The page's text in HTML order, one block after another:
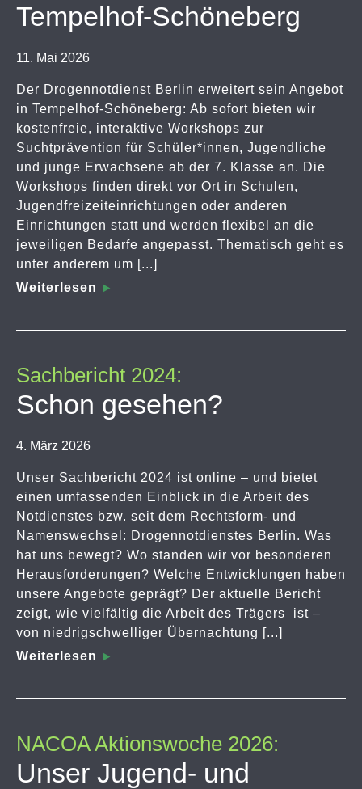
Tempelhof-Schöneberg
11. Mai 2026
Der Drogennotdienst Berlin erweitert sein Angebot
in Tempelhof-Schöneberg: Ab sofort bieten wir
kostenfreie, interaktive Workshops zur
Suchtprävention für Schüler*innen, Jugendliche
und junge Erwachsene ab der 7. Klasse an. Die
Workshops finden direkt vor Ort in Schulen,
Jugendfreizeiteinrichtungen oder anderen
Einrichtungen statt und werden flexibel an die
jeweiligen Bedarfe angepasst. Thematisch geht es
unter anderem um [...]
Weiterlesen
Sachbericht 2024:
Schon gesehen?
4. März 2026
Unser Sachbericht 2024 ist online – und bietet
einen umfassenden Einblick in die Arbeit des
Notdienstes bzw. seit dem Rechtsform- und
Namenswechsel: Drogennotdienstes Berlin. Was
hat uns bewegt? Wo standen wir vor besonderen
Herausforderungen? Welche Entwicklungen haben
unsere Angebote geprägt? Der aktuelle Bericht
zeigt, wie vielfältig die Arbeit des Trägers ist –
von niedrigschwelliger Übernachtung [...]
Weiterlesen
NACOA Aktionswoche 2026:
Unser Jugend- und